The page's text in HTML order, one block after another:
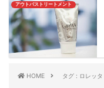
アウトバストリートメント
HOME タグ : ロレッタ